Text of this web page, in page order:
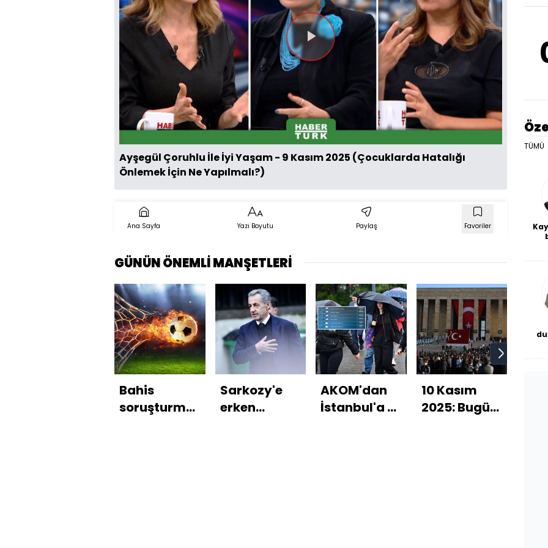
Videoyu
Ayşegül Çoruhlu İle İyi Yaşam - 9 Kasım 2025 (Çocuklarda Hatalığı
Önlemek İçin Ne Yapılmalı?)
Ana Sayfa Yazı Boyutu Paylaş Favoriler
GÜNÜN ÖNEMLİ MANŞETLERİ
Bahis
soruşturmasında
Sarkozy'e
erken
AKOM'dan
İstanbul'a 5
10 Kasım
2025: Bugün
TÜMÜ